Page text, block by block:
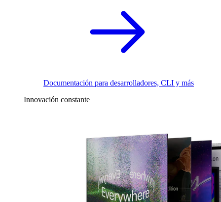
Documentación para desarrolladores, CLI y más
Innovación constante